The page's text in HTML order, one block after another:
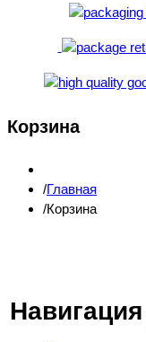
Корзина
Главная
Корзина
Навигация